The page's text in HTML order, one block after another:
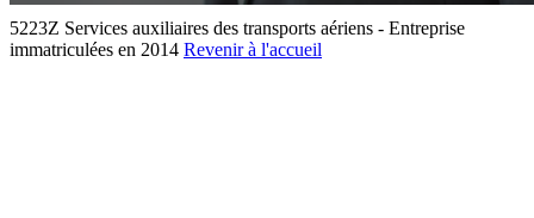
5223Z Services auxiliaires des transports aériens - Entreprise
immatriculées en 2014 Revenir à l'accueil